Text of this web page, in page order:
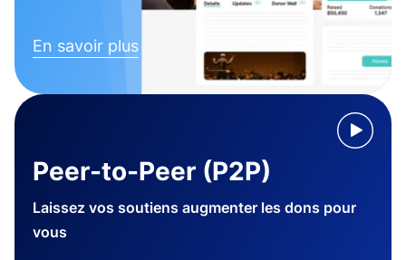
En savoir plus
Peer-to-Peer (P2P)
Laissez vos soutiens augmenter les dons pour
vous